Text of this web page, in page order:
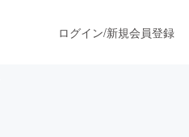
ログイン/新規会員登録